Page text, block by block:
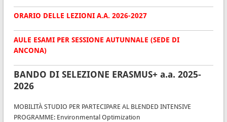
ORARIO DELLE LEZIONI A.A. 2026-2027
AULE ESAMI PER SESSIONE AUTUNNALE (SEDE DI
ANCONA)
BANDO DI SELEZIONE ERASMUS+ a.a. 2025-
2026
MOBILITÀ STUDIO PER PARTECIPARE AL BLENDED INTENSIVE
PROGRAMME: Environmental Optimization